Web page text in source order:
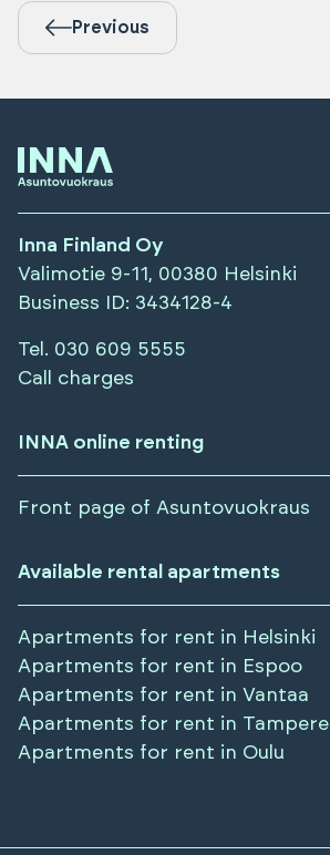
Previous
Inna Finland Oy
Valimotie 9-11, 00380 Helsinki
Business ID: 3434128-4
Tel. 030 609 5555
Call charges
INNA online renting
Front page of Asuntovuokraus
Available rental apartments
Apartments for rent in Helsinki
Apartments for rent in Espoo
Apartments for rent in Vantaa
Apartments for rent in Tampere
Apartments for rent in Oulu